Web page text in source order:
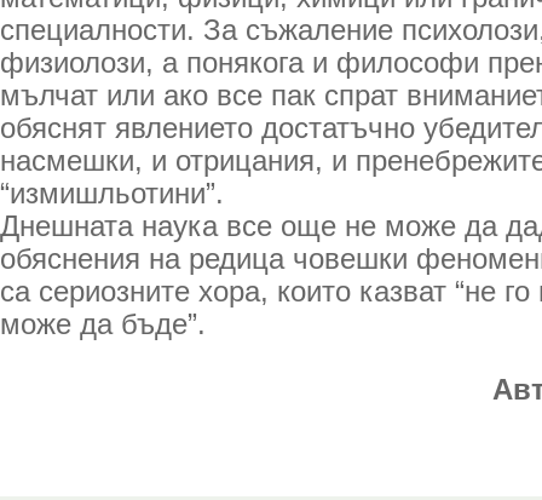
специалности. За съжаление
физиолози, а понякога и философи
мълчат или ако все пак спрат
обяснят явлението достатъчно
насмешки, и отрицания, и
“измишльотини”.
Днешната наука все още не може да
обяснения на редица човешки
са сериозните хора, които казват “не
може да бъде”.